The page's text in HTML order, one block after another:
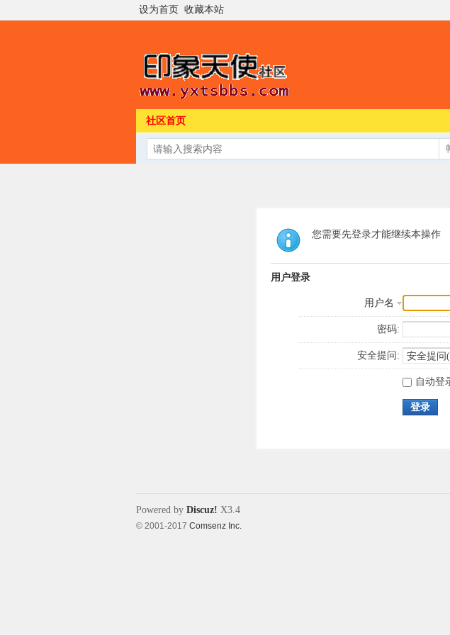
设为首页 收藏本站
社区首页
您需要先登录才能继续本操作
用户登录
用户名
密码:
安全提问:
自动登
登录
Powered by Discuz! X3.4
© 2001-2017 Comsenz Inc.